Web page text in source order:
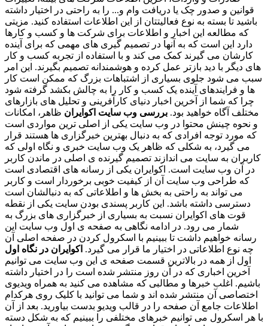
قوانین و صدور چک یا دریافت وام و... را به راحتی در اختیار داشته
باشید تا بسته به نوع فعالیتتان از این اطلاعات استفاده کنید. مزیتی
که مطالعه این اخبار و اطلاعات برای شرکت ها و کسب و کارها
دارد این است که به آنها در تصمیم گیری های مهمی که برای آینده
کارشان می گیرند کمک می کند و با استفاده از تجربه کسب و کار
های دیگر با دید بازتر عمل کرده و هوشمندانه تصمیم بگیرند. این امر
سبب می شود جلوی بسیاری از اشتباهات بزرگ که ممکن است کار
ها و فرایندهای آینده یک کسب و کار را به چالش بکشد گرفته شود
چرا که شما از آخرین اخبار دنیای کارآفرینی و تحلیل های بازارهای
مختلف آگاه خواهید بود. بررسی وب سایت اکوایران ظاهر، امکانات
و نحوه چینش محتوا در وب سایت یکی از اصلی ترین مواردی است
که مورد توجه افرادی که به دنبال بهترین خبرگزاری ها هستند قرار
می گیرد، به شکلی که ظاهر یک وب سایت خبری و نگاه اولی که
کاربران به سایت می اندازند تصمیم گیرنده ی اصلی در ماندن کاربر
در آن وب سایت است. اکوایران یکی از رسانه های اقتصادی است
که طراحی وب سایت آن از کیفیت خوبی برخوردار است و کاربر
می تواند به راحتی به بخش ها و اطلاعاتی که به دنبالشان است
دسترسی داشته باشد. این کاربر پسندی بودن سایت یکی از نقطه
قوت های اکوایران نسبت به بسیاری از خبرگزاری های بزرگ به
شمار می رود. در ادامه نگاهی به صفحه ی اول وب سایت این
رسانه خواهیم داشت تا ببینیم با اسکرول کردن در صفحه اصلی آن
چه نوع اطلاعاتی در اختیار ما قرار می گیرد. اکوایران در نگاه اول
اول از همه در بالاترین قسمت صفحه ی این وب سایت می توانیم
آخرین اخباری که در آن روز منتشر شده است را در اختیار داشته
باشیم. اغلب خبرها و مطالبی که مشاهده می کنید به همراه ویدیوی
اختصاصی آن منتشر شده اند و شما می توانید با کلیک روی هرکدام
اطلاعات جامع آن صفحه را در قالب ویدیو بدست بیاورید. بعد از آن
با هر اسکرول می توانیم خبرهای مختلفی را ببینیم که به شکل دسته